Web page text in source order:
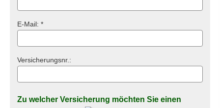
E-Mail: *
Versicherungsnr.:
Zu welcher Versicherung möchten Sie einen